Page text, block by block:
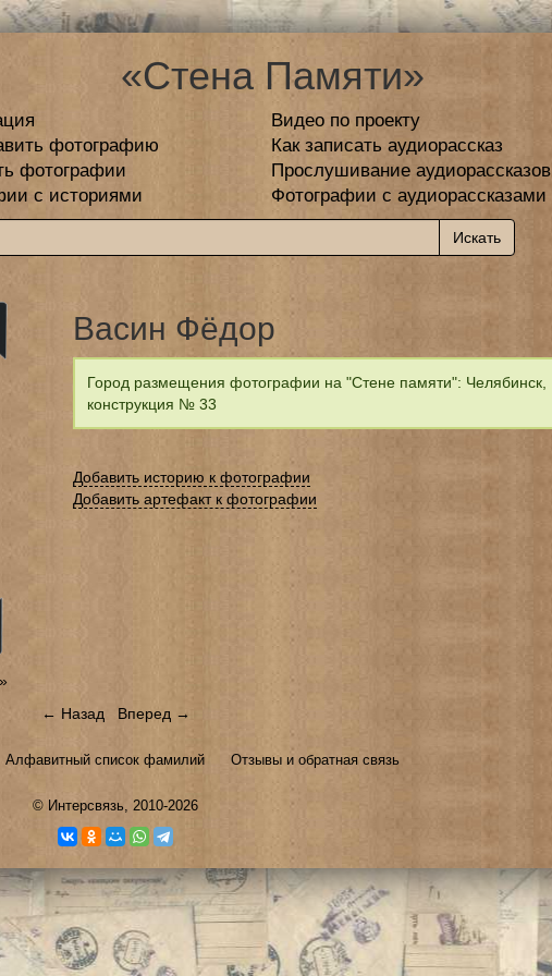
«Стена Памяти»
Видео по проекту
фотографию
Как записать аудиорассказ
фотографии
Прослушивание аудиорассказов
с историями
Фотографии с аудиорассказами
Васин Фёдор
Город размещения фотографии на "Стене памяти": Челябинск,
конструкция № 33
Добавить историю к фотографии
Добавить артефакт к фотографии
← Назад Вперед →
Алфавитный список фамилий Отзывы и обратная связь
© Интерсвязь, 2010-2026